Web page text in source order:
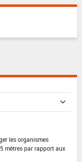
les organismes
mètres par rapport aux